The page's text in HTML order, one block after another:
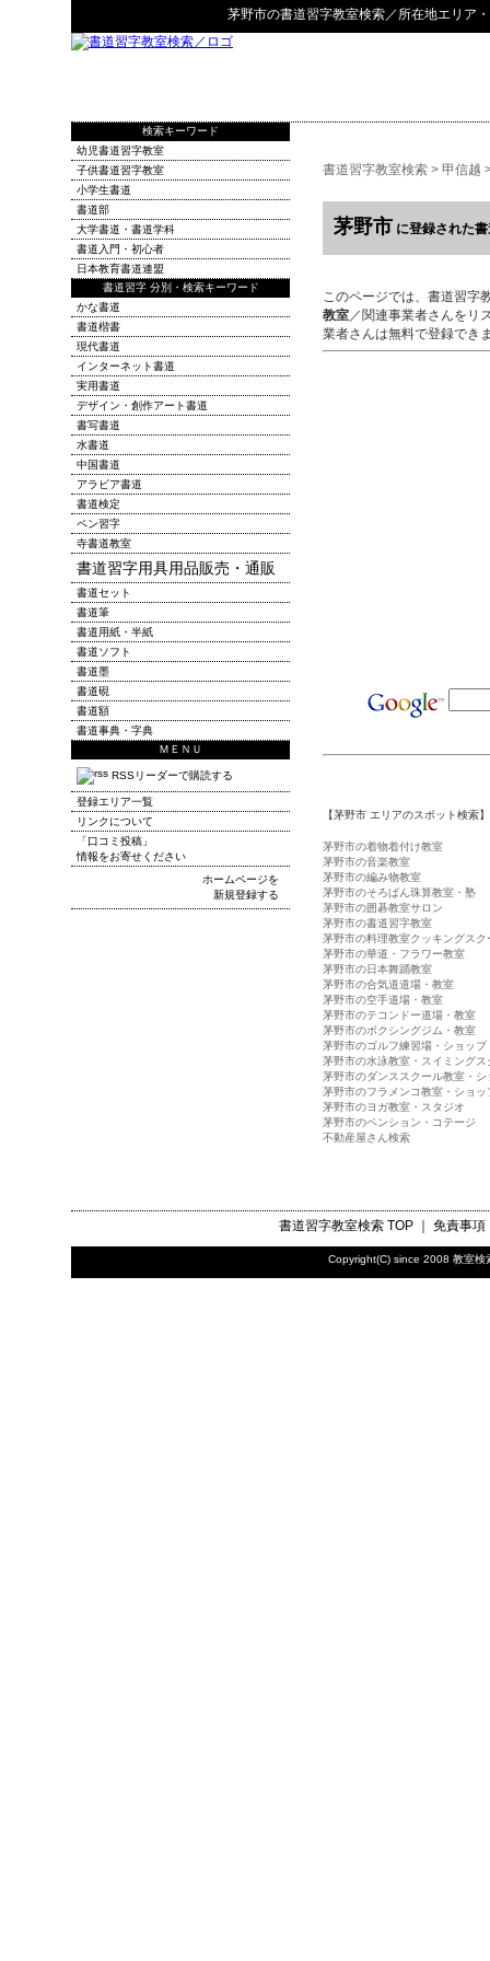
茅野市の書道習字教室検索／所在地エリア
書道習字教室検索 > 甲信越
茅野市 に登録された
このページでは、書道習字
教室／関連事業者さんをリ
業者さんは無料で登録でき
【茅野市 エリアのスポット検索】
茅野市の着物着付け教室
茅野市の音楽教室
茅野市の編み物教室
茅野市のそろばん珠算教室・塾
茅野市の囲碁教室サロン
茅野市の書道習字教室
茅野市の料理教室クッキングスク
茅野市の華道・フラワー教室
茅野市の日本舞踊教室
茅野市の合気道道場・教室
茅野市の空手道場・教室
茅野市のテコンドー道場・教室
茅野市のボクシングジム・教室
茅野市のゴルフ練習場・ショップ
茅野市の水泳教室・スイミングス
茅野市のダンススクール教室・シ
茅野市のフラメンコ教室・ショッ
茅野市のヨガ教室・スタジオ
茅野市のペンション・コテージ
不動産屋さん検索
検索キーワード
幼児書道習字教室
子供書道習字教室
小学生書道
書道部
大学書道・書道学科
書道入門・初心者
日本教育書道連盟
書道習字 分別・検索キーワード
かな書道
書道楷書
現代書道
インターネット書道
実用書道
デザイン・創作アート書道
書写書道
水書道
中国書道
アラビア書道
書道検定
ペン習字
寺書道教室
書道習字用具用品販売・通販
書道セット
書道筆
書道用紙・半紙
書道ソフト
書道墨
書道硯
書道額
書道事典・字典
ＭＥＮＵ
RSSリーダーで購読する
登録エリア一覧
リンクについて
「口コミ投稿」
情報をお寄せください
ホームページを
新規登録する
書道習字教室検索TOP ｜ 免責事項
Copyright(C) since 2008 教室検